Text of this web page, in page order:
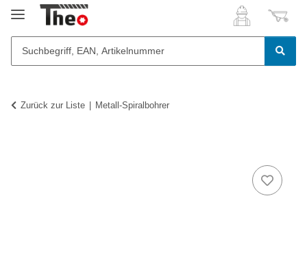
Zurück zur Liste Metall-Spiralbohrer